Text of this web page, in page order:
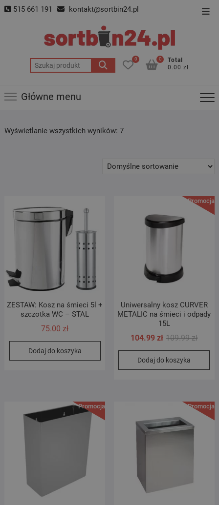
Skip 515 661 191 kontakt@sortbin24.pl
Szukaj:
0
Total
0.00 zł
0
Główne menu
Wyświetlanie wszystkich wyników: 7
ZESTAW: Kosz na śmieci 5l +
szczotka WC – STAL
75.00zł
Dodaj do koszyka
Promocja!
Uniwersalny kosz CURVER
METALIC na śmieci i odpady
15L
109.99zł
cena
109.99
104.99zł
cena
104.99
Dodaj do koszyka
Promocja! Promocja!